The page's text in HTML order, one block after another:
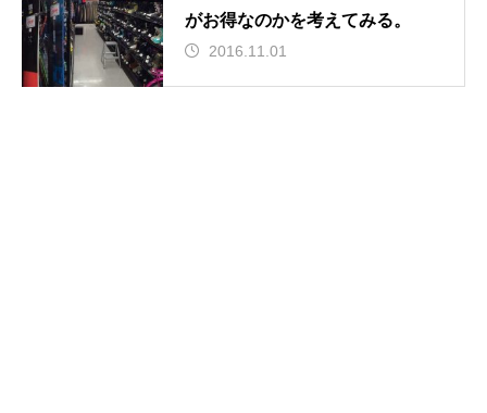
がお得なのかを考えてみる。
2016.11.01